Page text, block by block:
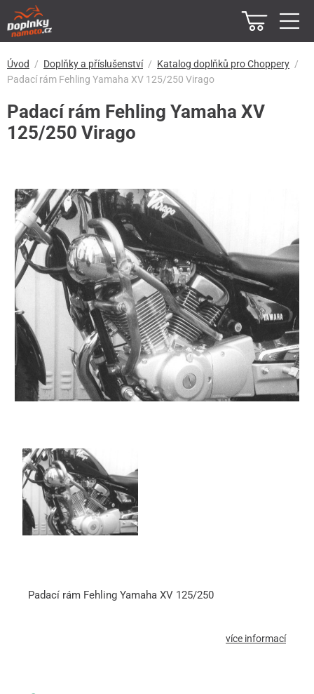
Úvod Doplňky a příslušenství
Katalog doplňků pro Choppery
Padací rám Fehling Yamaha XV 125/250 Virago
Padací rám Fehling Yamaha XV
125/250 Virago
Padací rám Fehling Yamaha XV 125/250
více informací